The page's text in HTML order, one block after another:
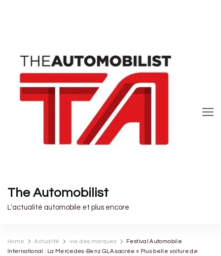
The Automobilist
L'actualité automobile et plus encore
Home Actualité vie des marques
Festival Automobile
International : La Mercedes-Benz GLA sacrée « Plus belle voiture de